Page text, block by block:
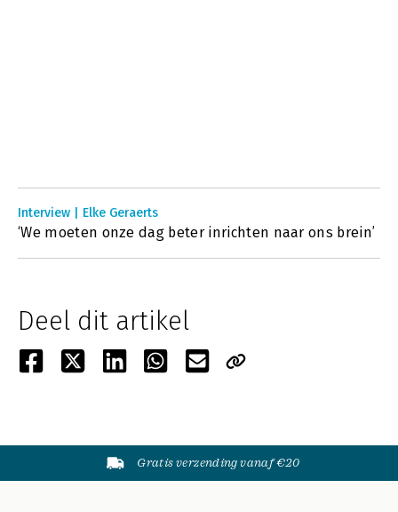
Interview | Elke Geraerts
‘We moeten onze dag beter inrichten naar ons brein’
Deel dit artikel
Gratis verzending vanaf €20